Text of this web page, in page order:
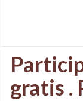
gratis .